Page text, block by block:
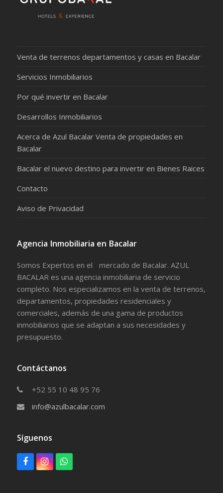
Venta de terrenos departamentos y casas en Bacalar
Servicios Inmobiliarios
Por qué invertir en Bacalar
Desarrollos Inmobiliarios
Acerca de Azul Bacalar Venta de propiedades en
Bacalar
Bacalar el nuevo destino para invertir en Bienes Raices
Contacto
Aviso de Privacidad
Agencia Inmobiliaria en Bacalar
Somos Expertos en el mercado de Bacalar. AZUL
BACALAR es una agencia inmobiliaria de servicio
completo. Nos especializamos en la venta de terrenos,
departamentos, propiedades residenciales y
comerciales, además de una gama de productos
inmobiliarios que se adaptan a sus necesidades y
presupuesto.
Contáctanos
+52 55 10 48 95 76
info@azulbacalar.com
Síguenos
F I W